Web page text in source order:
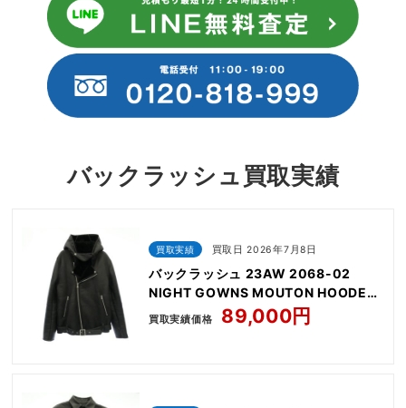
バックラッシュ買取実績
買取実績 買取日 2026年7月8日
バックラッシュ 23AW 2068-02
NIGHT GOWNS MOUTON HOODED
RIDERS
買取実績価格 89,000円